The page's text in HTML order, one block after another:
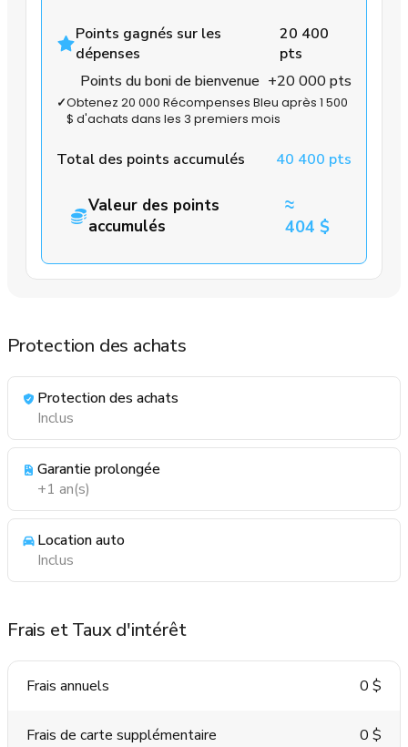
Points gagnés sur les
dépenses
20 400
pts
Points du boni de bienvenue +20 000 pts
✓Obtenez 20 000 Récompenses Bleu après 1 500
$ d'achats dans les 3 premiers mois
Total des points accumulés 40 400 pts
Valeur des points
accumulés
≈
404 $
Protection des achats
Protection des achats
Inclus
Garantie prolongée
+1 an(s)
Location auto
Inclus
Frais et Taux d'intérêt
Frais annuels 0 $
Frais de carte supplémentaire 0 $